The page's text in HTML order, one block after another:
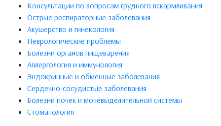
Консультации по вопросам грудного вскармливания
Острые респираторные заболевания
Акушерство и гинекология
Неврологические проблемы
Болезни органов пищеварения
Аллергология и иммунология
Эндокринные и обменные заболевания
Сердечно-сосудистые заболевания
Болезни почек и мочевыделительной системы
Стоматология